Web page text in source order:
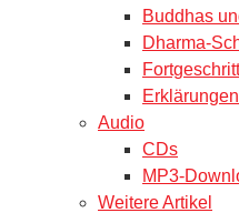
Buddhas
Dharma-
Audio
CDs
MP3-
Weitere Artikel